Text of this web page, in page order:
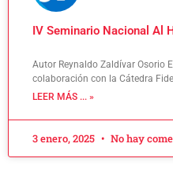
IV Seminario Nacional Al
Autor Reynaldo Zaldívar Osorio
colaboración con la Cátedra
LEER MÁS ... »
3 enero, 2025 No hay